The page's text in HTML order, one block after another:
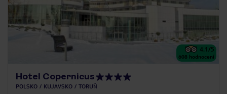
4.1/5
608 hodnocení
Hotel Copernicus
POLSKO KUJAVSKO TORUŇ